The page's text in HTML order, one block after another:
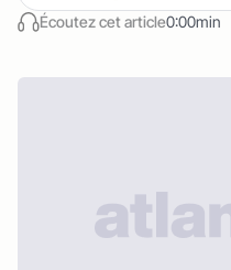
Écoutez cet article0:00min